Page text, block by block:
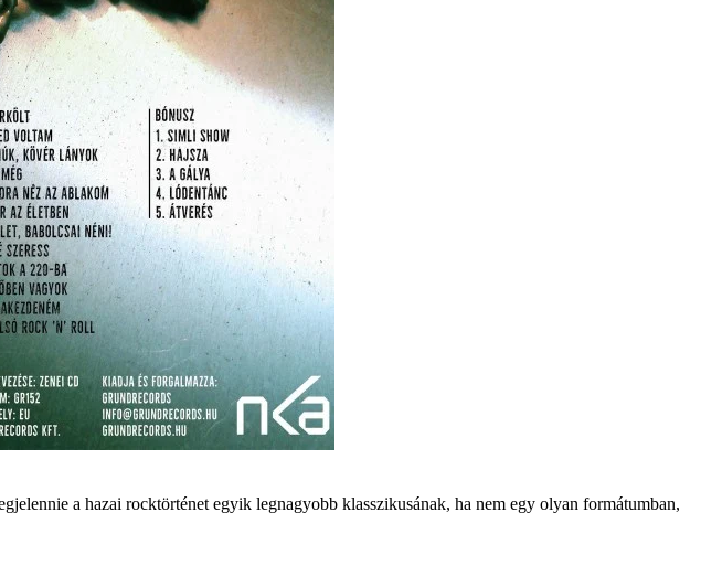
a hazai rocktörténet egyik legnagyobb klasszikusának, ha nem egy olyan formátumban,